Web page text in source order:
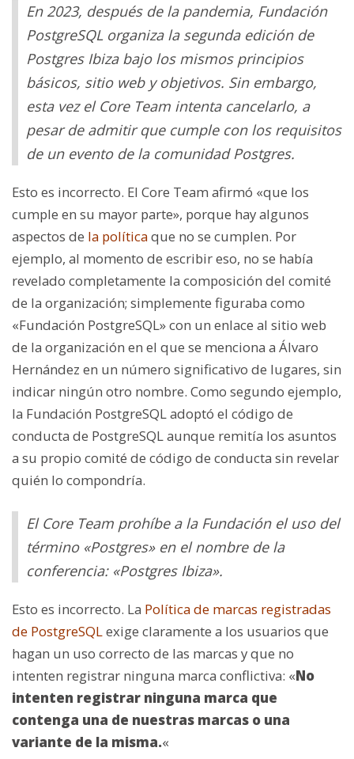
En 2023, después de la pandemia, Fundación
PostgreSQL organiza la segunda edición de
Postgres Ibiza bajo los mismos principios
básicos, sitio web y objetivos. Sin embargo,
esta vez el Core Team intenta cancelarlo, a
pesar de admitir que cumple con los requisitos
de un evento de la comunidad Postgres.
Esto es incorrecto. El Core Team afirmó «que los
cumple en su mayor parte», porque hay algunos
aspectos de la políticaque no se cumplen. Por
ejemplo, al momento de escribir eso, no se había
revelado completamente la composición del comité
de la organización; simplemente figuraba como
«Fundación PostgreSQL» con un enlace al sitio web
de la organización en el que se menciona a Álvaro
Hernández en un número significativo de lugares, sin
indicar ningún otro nombre. Como segundo ejemplo,
la Fundación PostgreSQL adoptó el código de
conducta de PostgreSQL aunque remitía los asuntos
a su propio comité de código de conducta sin revelar
quién lo compondría.
El Core Team prohíbe a la Fundación el uso del
término «Postgres» en el nombre de la
conferencia: «Postgres Ibiza».
Esto es incorrecto. La Política de marcas registradas
de PostgreSQLexige claramente a los usuarios que
hagan un uso correcto de las marcas y que no
intenten registrar ninguna marca conflictiva: «No
intenten registrar ninguna marca que
contenga una de nuestras marcas o una
variante de la misma.«